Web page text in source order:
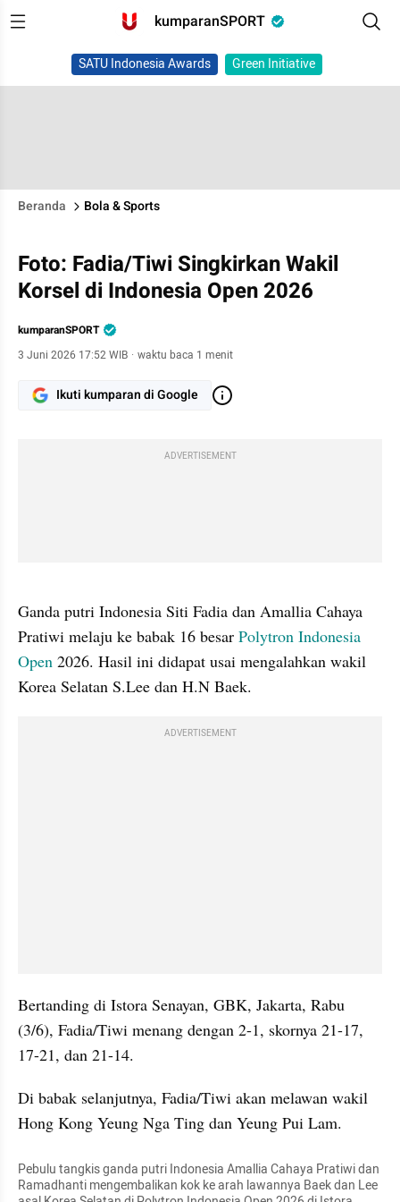
kumparanSPORT
SATU Indonesia Awards Green Initiative
Beranda Bola & Sports
Foto: Fadia/Tiwi Singkirkan Wakil
Korsel di Indonesia Open 2026
kumparanSPORT
3 Juni 2026 17:52 WIB · waktu baca 1 menit
Ikuti kumparan di Google
ADVERTISEMENT
Ganda putri Indonesia Siti Fadia dan Amallia Cahaya
Pratiwi melaju ke babak 16 besar Polytron Indonesia
Open 2026. Hasil ini didapat usai mengalahkan wakil
Korea Selatan S.Lee dan H.N Baek.
ADVERTISEMENT
Bertanding di Istora Senayan, GBK, Jakarta, Rabu
(3/6), Fadia/Tiwi menang dengan 2-1, skornya 21-17,
17-21, dan 21-14.
Di babak selanjutnya, Fadia/Tiwi akan melawan wakil
Hong Kong Yeung Nga Ting dan Yeung Pui Lam.
Pebulu tangkis ganda putri Indonesia Amallia Cahaya Pratiwi dan
Ramadhanti mengembalikan kok ke arah lawannya Baek dan Lee